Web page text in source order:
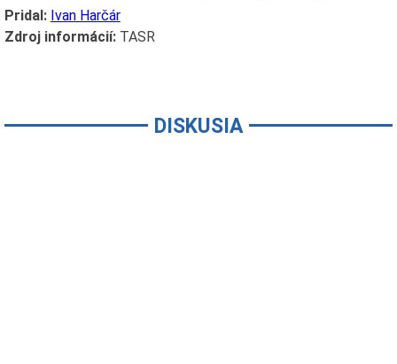
Pridal: Ivan Harčár
Zdroj informácií:TASR
DISKUSIA